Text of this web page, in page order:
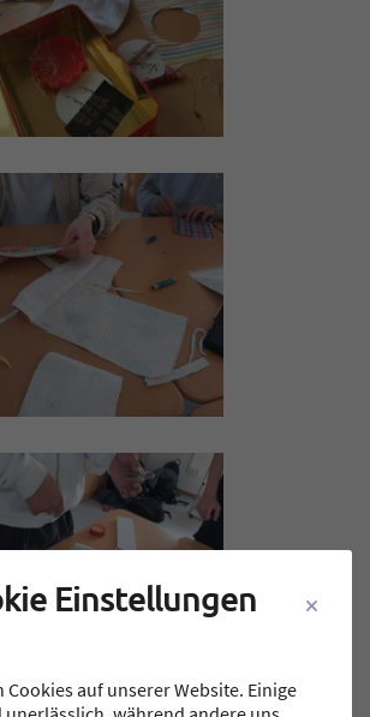
Einstellungen
Cookies auf unserer Website. Einige